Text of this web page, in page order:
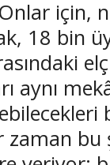
için,
18 bin
aynı
zaman bu